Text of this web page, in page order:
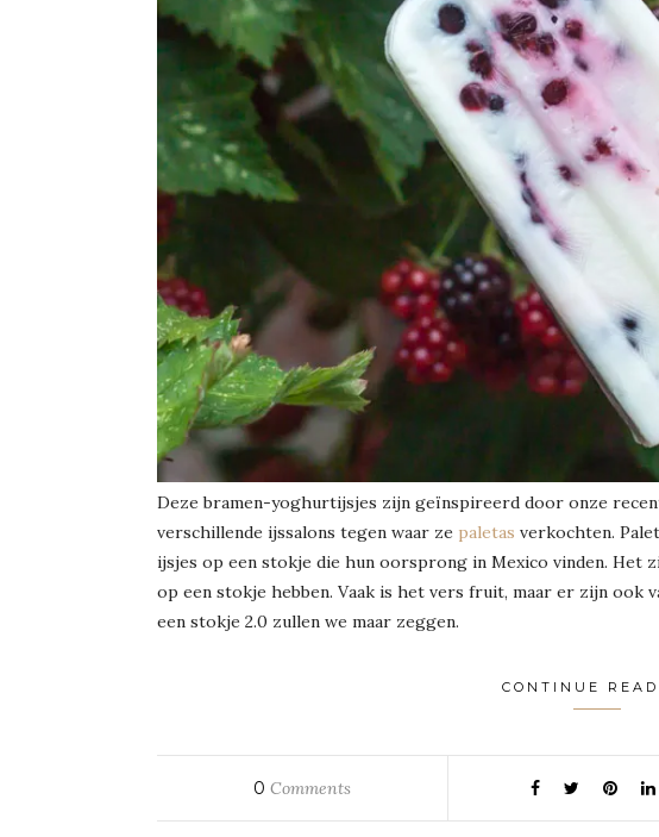
Deze bramen-yoghurtijsjes zijn geïnspireerd door onze
verschillende ijssalons tegen waar ze paletas verkochten.
ijsjes op een stokje die hun oorsprong in Mexico vinden. Het
op een stokje hebben. Vaak is het vers fruit, maar er zijn ook
een stokje 2.0 zullen we maar zeggen.
CONTINUE
0 Comments